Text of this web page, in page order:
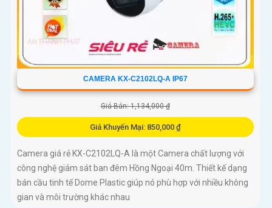
CAMERA KX-C2102LQ-A IP67
Giá Bán: 1,134,000 ₫
Giá Khuyến Mại: 850,000 ₫
Camera giá rẻ KX-C2102LQ-A là một Camera chất lượng với
công nghệ giám sát ban đêm Hồng Ngoại 40m. Thiết kế dạng
bán cầu tinh tế Dome Plastic giúp nó phù hợp với nhiều không
gian và môi trường khác nhau